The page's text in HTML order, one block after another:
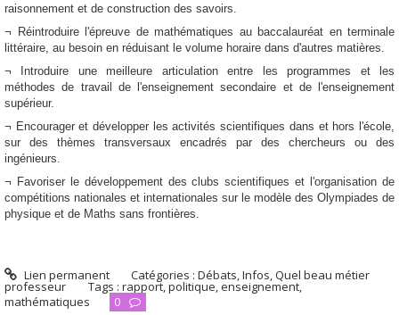
raisonnement et de construction des savoirs.
¬ Réintroduire l'épreuve de mathématiques au baccalauréat en terminale
littéraire, au besoin en réduisant le volume horaire dans d'autres matières.
¬ Introduire une meilleure articulation entre les programmes et les
méthodes de travail de l'enseignement secondaire et de l'enseignement
supérieur.
¬ Encourager et développer les activités scientifiques dans et hors l'école,
sur des thèmes transversaux encadrés par des chercheurs ou des
ingénieurs.
¬ Favoriser le développement des clubs scientifiques et l'organisation de
compétitions nationales et internationales sur le modèle des Olympiades de
physique et de Maths sans frontières.
Lien permanent Catégories :Débats,Infos,Quel beau métier
professeur Tags : rapport,politique,enseignement,
mathématiques
0